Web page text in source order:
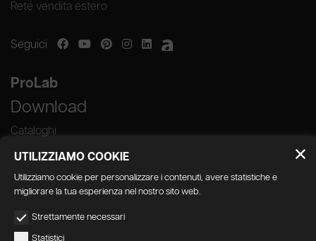
Rete vendita estero
Seguici
ProLab
Download
Cataloghi
UTILIZZIAMO COOKIE
Utilizziamo cookie per personalizzare i contenuti, avere statistiche e
migliorare la tua esperienza nel nostro sito web.
Strettamente necessari
Statistici